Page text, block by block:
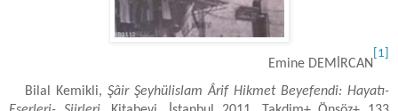
Emine DEMİRCAN
[1]
Bilal Kemikli, Şâir Şeyhülislam Ârif Hikmet Beyefendi: Hayatı-